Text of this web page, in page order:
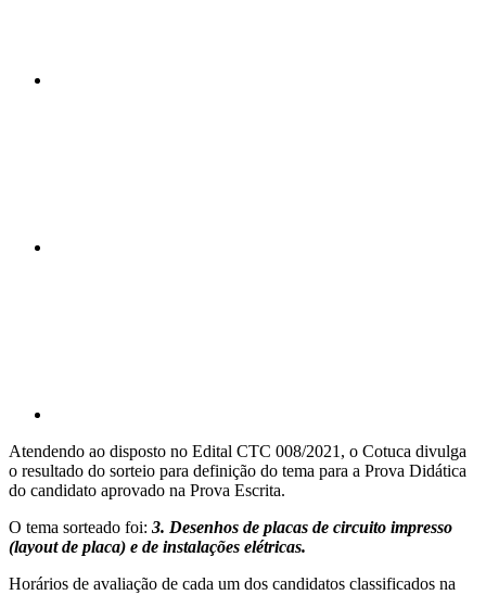
Atendendo ao disposto no Edital CTC 008/2021, o Cotuca divulga
o resultado do sorteio para definição do tema para a Prova Didática
do candidato aprovado na Prova Escrita.
O tema sorteado foi: 3. Desenhos de placas de circuito impresso
(layout de placa) e de instalações elétricas.
Horários de avaliação de cada um dos candidatos classificados na